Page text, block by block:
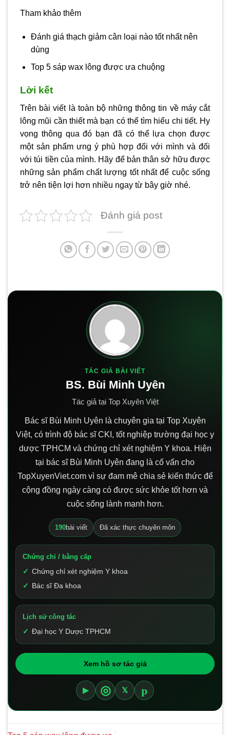
Tham khảo thêm
Đánh giá thạch giảm cân loại nào tốt nhất nên
dùng
Top 5 sáp wax lông được ưa chuộng
Lời kết
Trên bài viết là toàn bộ những thông tin về máy cắt
lông mũi cần thiết mà bạn có thể tìm hiểu chi tiết. Hy
vọng thông qua đó bạn đã có thể lựa chọn được
một sản phẩm ưng ý phù hợp đối với mình và đối
với túi tiền của mình. Hãy để bản thân sở hữu được
những sản phẩm chất lượng tốt nhất để cuộc sống
trở nên tiện lợi hơn nhiều ngay từ bây giờ nhé.
Đánh giá post
TÁC GIẢ BÀI VIẾT
BS. Bùi Minh Uyên
Tác giả tại Top Xuyên Việt
Bác sĩ Bùi Minh Uyên là chuyên gia tại Top Xuyên
Việt, có trình độ bác sĩ CKI, tốt nghiệp trường đại học y
dược TPHCM và chứng chỉ xét nghiệm Y khoa. Hiện
tại bác sĩ Bùi Minh Uyên đang là cố vấn cho
TopXuyenViet.com vì sự đam mê chia sẻ kiến thức để
cộng đồng ngày càng có được sức khỏe tốt hơn và
cuộc sống lành mạnh hơn.
190bài viết Đã xác thực chuyên môn
Chứng chỉ / bằng cấp
Chứng chỉ xét nghiệm Y khoa
Bác sĩ Đa khoa
Lịch sử công tác
Đại học Y Dược TPHCM
Xem hồ sơ tác giả
▶ ◎ 𝕏 p